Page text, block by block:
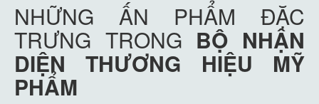
NHỮNG ẤN PHẨM ĐẶC
TRƯNG TRONG BỘ NHẬN
DIỆN THƯƠNG HIỆU MỸ
PHẨM